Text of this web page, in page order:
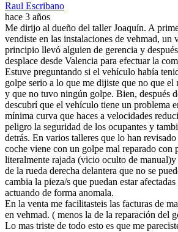
Raul Escribano
hace 3 años
Me dirijo al dueño del taller Joaquín. A
vendiste en las instalaciones de vehmad, un
principio llevó alguien de gerencia y
desplace desde Valencia para efectuar la
Estuve preguntando si el vehículo había
golpe serio a lo que me dijiste que no que el
y que no tuvo ningún golpe. Bien, después
descubrí que el vehículo tiene un problema
mínima curva que haces a velocidades
peligro la seguridad de los ocupantes y
detrás. En varios talleres que lo han
coche viene con un golpe mal reparado con
literalmente rajada (vicio oculto de
de la rueda derecha delantera que no se
cambia la pieza/s que puedan estar
actuando de forma anomala.
En la venta me facilitasteis las facturas de
en vehmad. ( menos la de la reparación del
Lo mas triste de todo esto es que me